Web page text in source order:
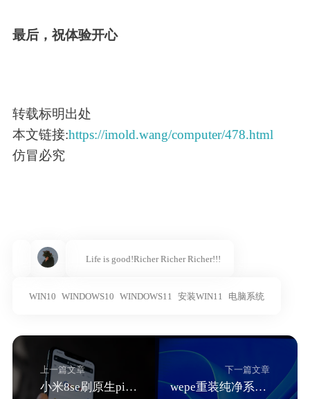
最后，祝体验开心
转载标明出处
本文链接:https://imold.wang/computer/478.html
仿冒必究
Life is good!Richer Richer Richer!!!
WIN10 WINDOWS10 WINDOWS11 安装WIN11 电脑系统
上一篇文章
小米8se刷原生pixel experience全过程，刷twrp,magisk,lsposed
下一篇文章
wepe重装纯净系统，强装win11详细教程